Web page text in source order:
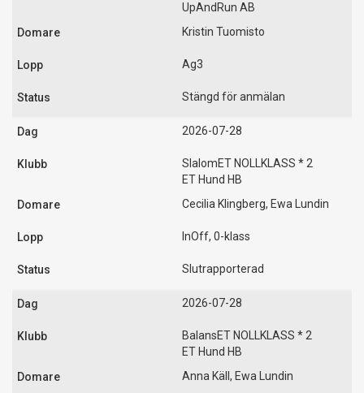
UpAndRun AB
Kristin Tuomisto
Ag3
Stängd för anmälan
2026-07-28
SlalomET NOLLKLASS * 2
ET Hund HB
Cecilia Klingberg, Ewa Lundin
InOff, 0-klass
Slutrapporterad
2026-07-28
BalansET NOLLKLASS * 2
ET Hund HB
Anna Käll, Ewa Lundin